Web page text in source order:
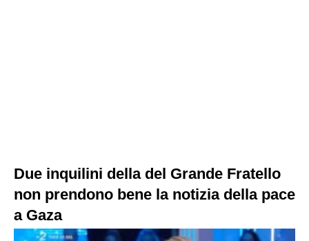
Due inquilini della del Grande Fratello
non prendono bene la notizia della pace
a Gaza